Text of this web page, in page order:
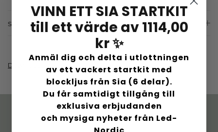
Specifications:
Download produktmanual
Dänisches Design. Mit
Schnelle Lieferung. 60
VINN ETT SIA STARTKIT
till ett värde av 1114,00
kr ✨
Anmäl dig och delta i utlottningen
av ett vackert startkit med
blockljus från Sia (6 delar).
Du får samtidigt tillgång till
exklusiva erbjudanden
och mysiga nyheter från Led-